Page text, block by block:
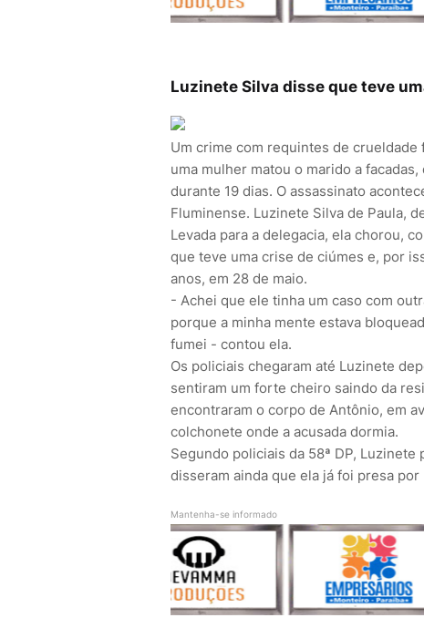
Luzinete Silva disse que teve
Um crime com requintes de crueldade
uma mulher matou o marido a
durante 19 dias. O assassinato
Fluminense. Luzinete Silva de Paula,
Levada para a delegacia, ela chorou,
que teve uma crise de ciúmes e, por
anos, em 28 de maio.
- Achei que ele tinha um caso com
porque a minha mente estava
fumei - contou ela.
Os policiais chegaram até Luzinete
sentiram um forte cheiro saindo da
encontraram o corpo de Antônio, em
colchonete onde a acusada dormia.
Segundo policiais da 58ª DP,
disseram ainda que ela já foi presa
Mantenha-se informado